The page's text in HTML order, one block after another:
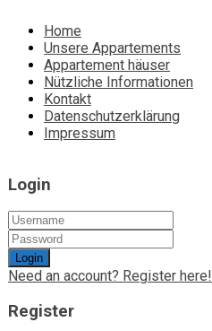
Home
Unsere Appartements
Appartement häuser
Nützliche Informationen
Kontakt
Datenschutzerklärung
Impressum
Login
Login
Need an account? Register here!
Register